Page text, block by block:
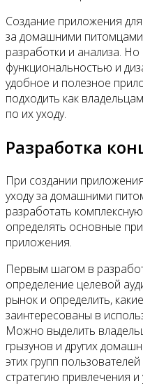
Создание приложения
за домашними питомцами
разработки и анализа.
функциональностью и
удобное и полезное
подходить как
по их уходу.
Разработка
При создании
уходу за домашними
разработать
определять основные
приложения.
Первым шагом в
определение целевой
рынок и определить,
заинтересованы в
Можно выделить
грызунов и других
этих групп
стратегию привлечения